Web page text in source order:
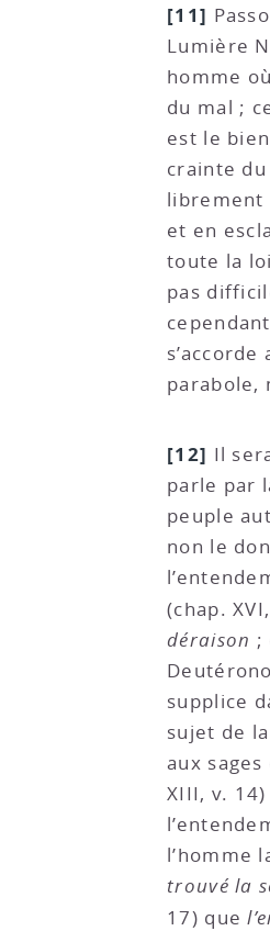
[11]
Lumière
homme
du mal ;
est le
crainte
librement
et en
toute la
pas
parabole,
[12] Il
parle par
peuple
non le
(chap.
déraison ;
supplice
sujet de
aux
XIII, v. 14)
l’homme
trouvé la
17) que